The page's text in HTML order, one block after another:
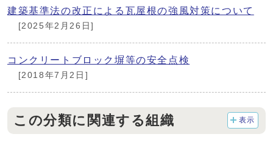
建築基準法の改正による瓦屋根の強風対策について
[2025年2月26日]
コンクリートブロック塀等の安全点検
[2018年7月2日]
この分類に関連する組織 表示